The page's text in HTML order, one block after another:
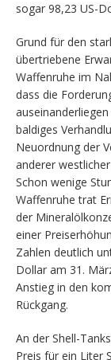
sogar 98,23 US-
Grund für den
übertriebene
Waffenruhe im
dass die
baldiges
Neuordnung der
anderer
Schon wenige
Waffenruhe trat
der
einer
Zahlen deutlich
Dollar am 31.
Anstieg in den
Rückgang.
An der Shell-
Preis für ein Liter